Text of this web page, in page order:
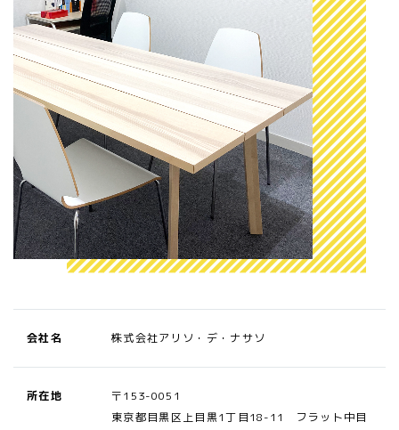
会社名 株式会社アリソ・デ・ナサソ
所在地
〒153-0051
東京都目黒区上目黒1丁目18-11 フラット中目